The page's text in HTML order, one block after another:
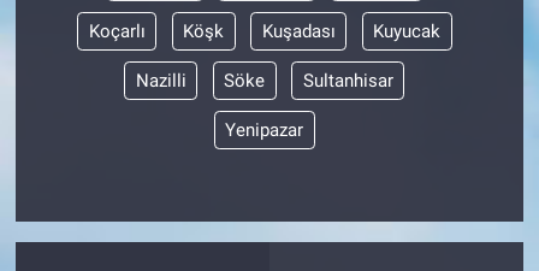
Koçarlı Köşk Kuşadası Kuyucak
Nazilli Söke Sultanhisar
Yenipazar